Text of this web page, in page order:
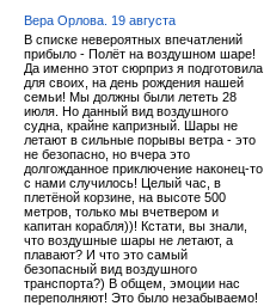
Вера Орлова. 19 августа
В списке невероятных впечатлений
прибыло - Полёт на воздушном шаре!
Да именно этот сюрприз я подготовила
для своих, на день рождения нашей
семьи! Мы должны были лететь 28
июля. Но данный вид воздушного
судна, крайне капризный. Шары не
летают в сильные порывы ветра - это
не безопасно, но вчера это
долгожданное приключение наконец-то
с нами случилось! Целый час, в
плетёной корзине, на высоте 500
метров, только мы вчетвером и
капитан корабля))! Кстати, вы знали,
что воздушные шары не летают, а
плавают? И что это самый
безопасный вид воздушного
транспорта?) В общем, эмоции нас
переполняют! Это было незабываемо!